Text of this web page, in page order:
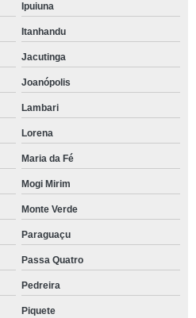
Ipuiuna
Itanhandu
Jacutinga
Joanópolis
Lambari
Lorena
Maria da Fé
Mogi Mirim
Monte Verde
Paraguaçu
Passa Quatro
Pedreira
Piquete